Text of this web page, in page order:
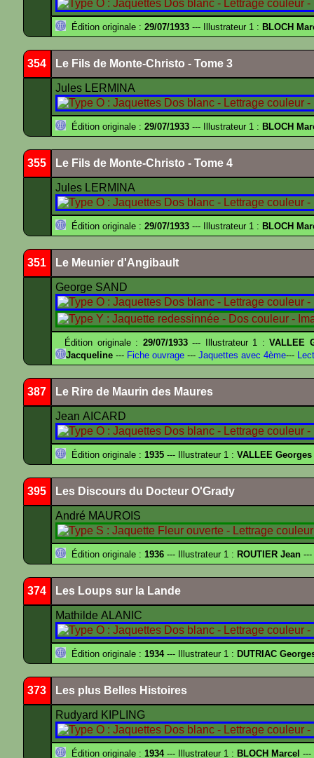
Édition originale : 29/07/1933 --- Illustrateur 1 : BLOCH
354 Le Fils de Monte-Christo - Tome 3
Jules LERMINA
Édition originale : 29/07/1933 --- Illustrateur 1 : BLOCH
355 Le Fils de Monte-Christo - Tome 4
Jules LERMINA
Édition originale : 29/07/1933 --- Illustrateur 1 : BLOCH
351 Le Meunier d'Angibault
George SAND
Édition originale : 29/07/1933--- Illustrateur 1 :VALLEE
Jacqueline --- Fiche ouvrage --- Jaquettes avec 4ème---
387 Le Rire de Maurin des Maures
Jean AICARD
Édition originale : 1935 --- Illustrateur 1 : VALLEE Georges
395 Les Discours du Docteur O'Grady
André MAUROIS
Édition originale : 1936 --- Illustrateur 1 : ROUTIER Jean ---
374 Les Loups sur la Lande
Mathilde ALANIC
Édition originale : 1934--- Illustrateur 1 : DUTRIAC
373 Les plus Belles Histoires
Rudyard KIPLING
Édition originale : 1934--- Illustrateur 1 : BLOCH Marcel ---